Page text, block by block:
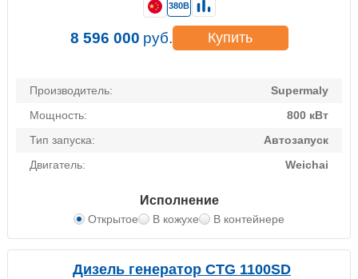
Производитель:
Supermaly
Мощность:
800 кВт
Тип запуска:
Автозапуск
Двигатель:
Weichai
Исполнение
Открытое В кожухе В контейнере
380В
8 596 000 руб. Купить
Дизель генератор CTG 1100SD